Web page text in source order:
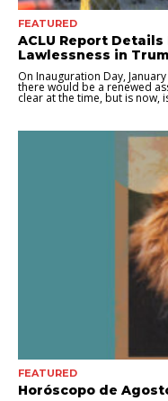
FEATURED
ACLU Report
Lawlessness in
On Inauguration Day,
there would be a renewed
clear at the time, but is now,
FEATURED
Horóscopo de